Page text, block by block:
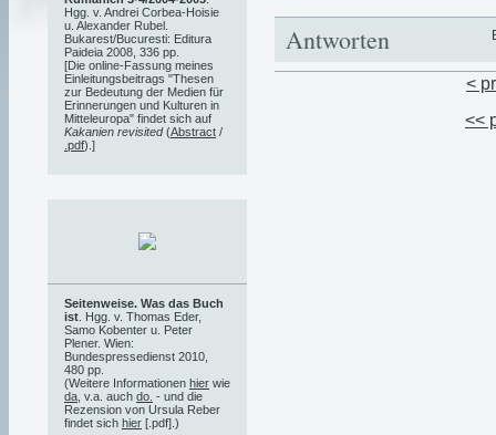
Antworten
<
<<
Hgg. v. Andrei Corbea-Hoisie
u. Alexander Rubel.
Bukarest/Bucuresti: Editura
Paideia 2008, 336 pp.
[Die online-Fassung meines
Einleitungsbeitrags "Thesen
zur Bedeutung der Medien für
Erinnerungen und Kulturen in
Mitteleuropa" findet sich auf
Kakanien revisited(Abstract /
.pdf).]
Seitenweise. Was das Buch
ist . Hgg. v. Thomas Eder,
Samo Kobenter u. Peter
Plener. Wien:
Bundespressedienst 2010,
480 pp.
(Weitere Informationen hier wie
da , v.a. auch do. - und die
Rezension von Ursula Reber
findet sich hier [.pdf].)